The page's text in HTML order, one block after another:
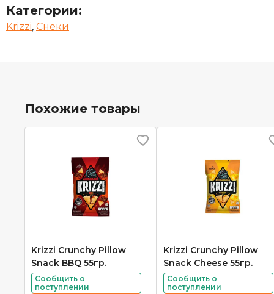
Категории:
Krizzi, Снеки
Похожие товары
Krizzi Crunchy Pillow
Snack BBQ 55гр.
Сообщить о
поступлении
Krizzi Crunchy Pillow
Snack Cheese 55гр.
Сообщить о
поступлении